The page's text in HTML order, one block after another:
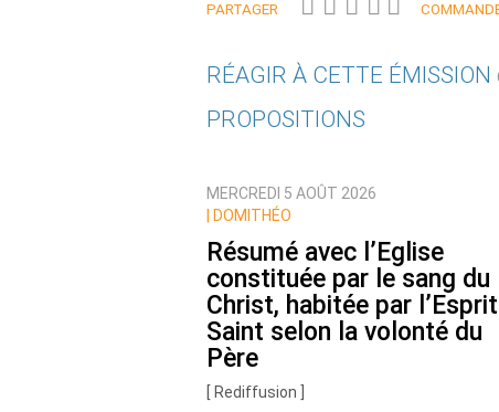
PARTAGER
RÉAGIR À CETTE ÉMISSION
Nom
Courriel (non publié)
Ajoutez votre
PROPOSITIONS
MERCREDI 5 AOÛT 2026
DOMITHÉO
Résumé avec l’Eglise
constituée par le sang du
Christ, habitée par l’Esprit
Saint selon la volonté du
Père
[ Rediffusion ]